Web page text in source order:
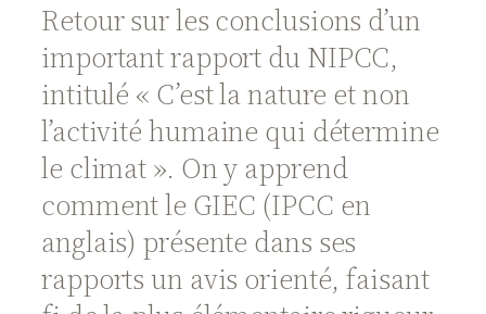
Retour sur les conclusions d’un
important rapport du NIPCC,
intitulé « C’est la nature et non
l’activité humaine qui détermine
le climat ». On y apprend
comment le GIEC (IPCC en
anglais) présente dans ses
rapports un avis orienté, faisant